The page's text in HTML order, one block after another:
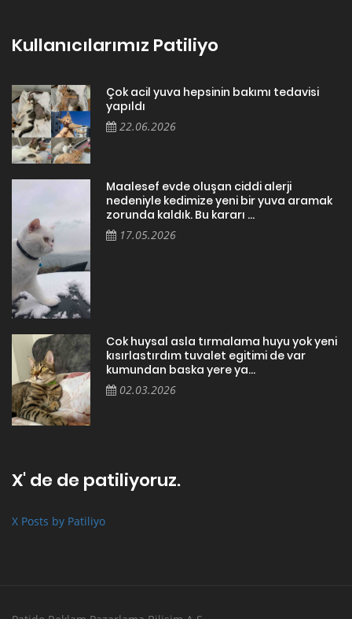
Kullanıcılarımız Patiliyo
Çok acil yuva hepsinin bakımı tedavisi
yapıldı
22.06.2026
Maalesef evde oluşan ciddi alerji
nedeniyle kedimize yeni bir yuva aramak
zorunda kaldık. Bu kararı ...
17.05.2026
Cok huysal asla tırmalama huyu yok yeni
kısırlastırdım tuvalet egitimi de var
kumundan baska yere ya...
02.03.2026
X' de de patiliyoruz.
X Posts by Patiliyo